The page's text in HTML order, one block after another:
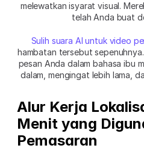
melewatkan isyarat visual.
telah Anda buat
Sulih suara AI untuk video
hambatan tersebut
pesan Anda dalam bahasa ibu
dalam, mengingat lebih lama,
Alur Kerja
Menit yang
Pemasaran